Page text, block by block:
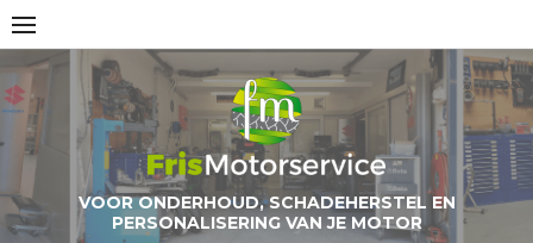
Skip
to
content
VOOR ONDERHOUD, SCHADEHERSTEL EN
PERSONALISERING VAN JE MOTOR